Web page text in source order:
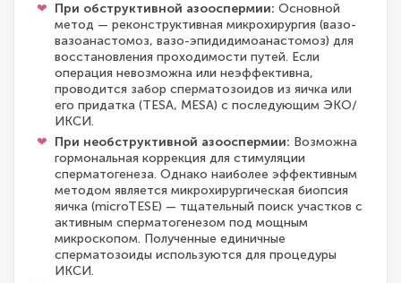
При обструктивной азооспермии: Основной
метод — реконструктивная микрохирургия (вазо-
вазоанастомоз, вазо-эпидидимоанастомоз) для
восстановления проходимости путей. Если
операция невозможна или неэффективна,
проводится забор сперматозоидов из яичка или
его придатка (TESA, MESA) с последующим ЭКО/
ИКСИ.
При необструктивной азооспермии: Возможна
гормональная коррекция для стимуляции
сперматогенеза. Однако наиболее эффективным
методом является микрохирургическая биопсия
яичка (microTESE) — тщательный поиск участков с
активным сперматогенезом под мощным
микроскопом. Полученные единичные
сперматозоиды используются для процедуры
ИКСИ.